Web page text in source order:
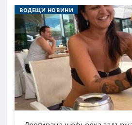
ВОДЕЩИ НОВИНИ